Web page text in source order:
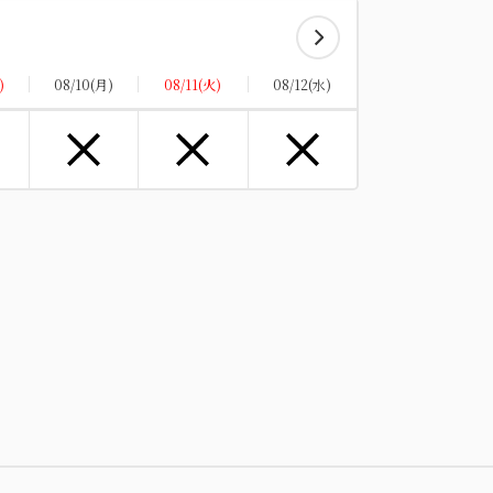
の期間、毎晩10分間打ち上がる諏訪湖の花
風呂や、展望露天風呂からも静かにご覧い
空室カレンダー 詳細
08/10(月) 08/11(火) 08/12(水)